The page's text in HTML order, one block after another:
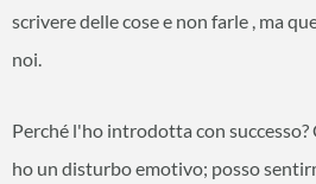
scrivere delle cose e non farle , ma
noi.
Perché l'ho introdotta con successo?
ho un disturbo emotivo; posso